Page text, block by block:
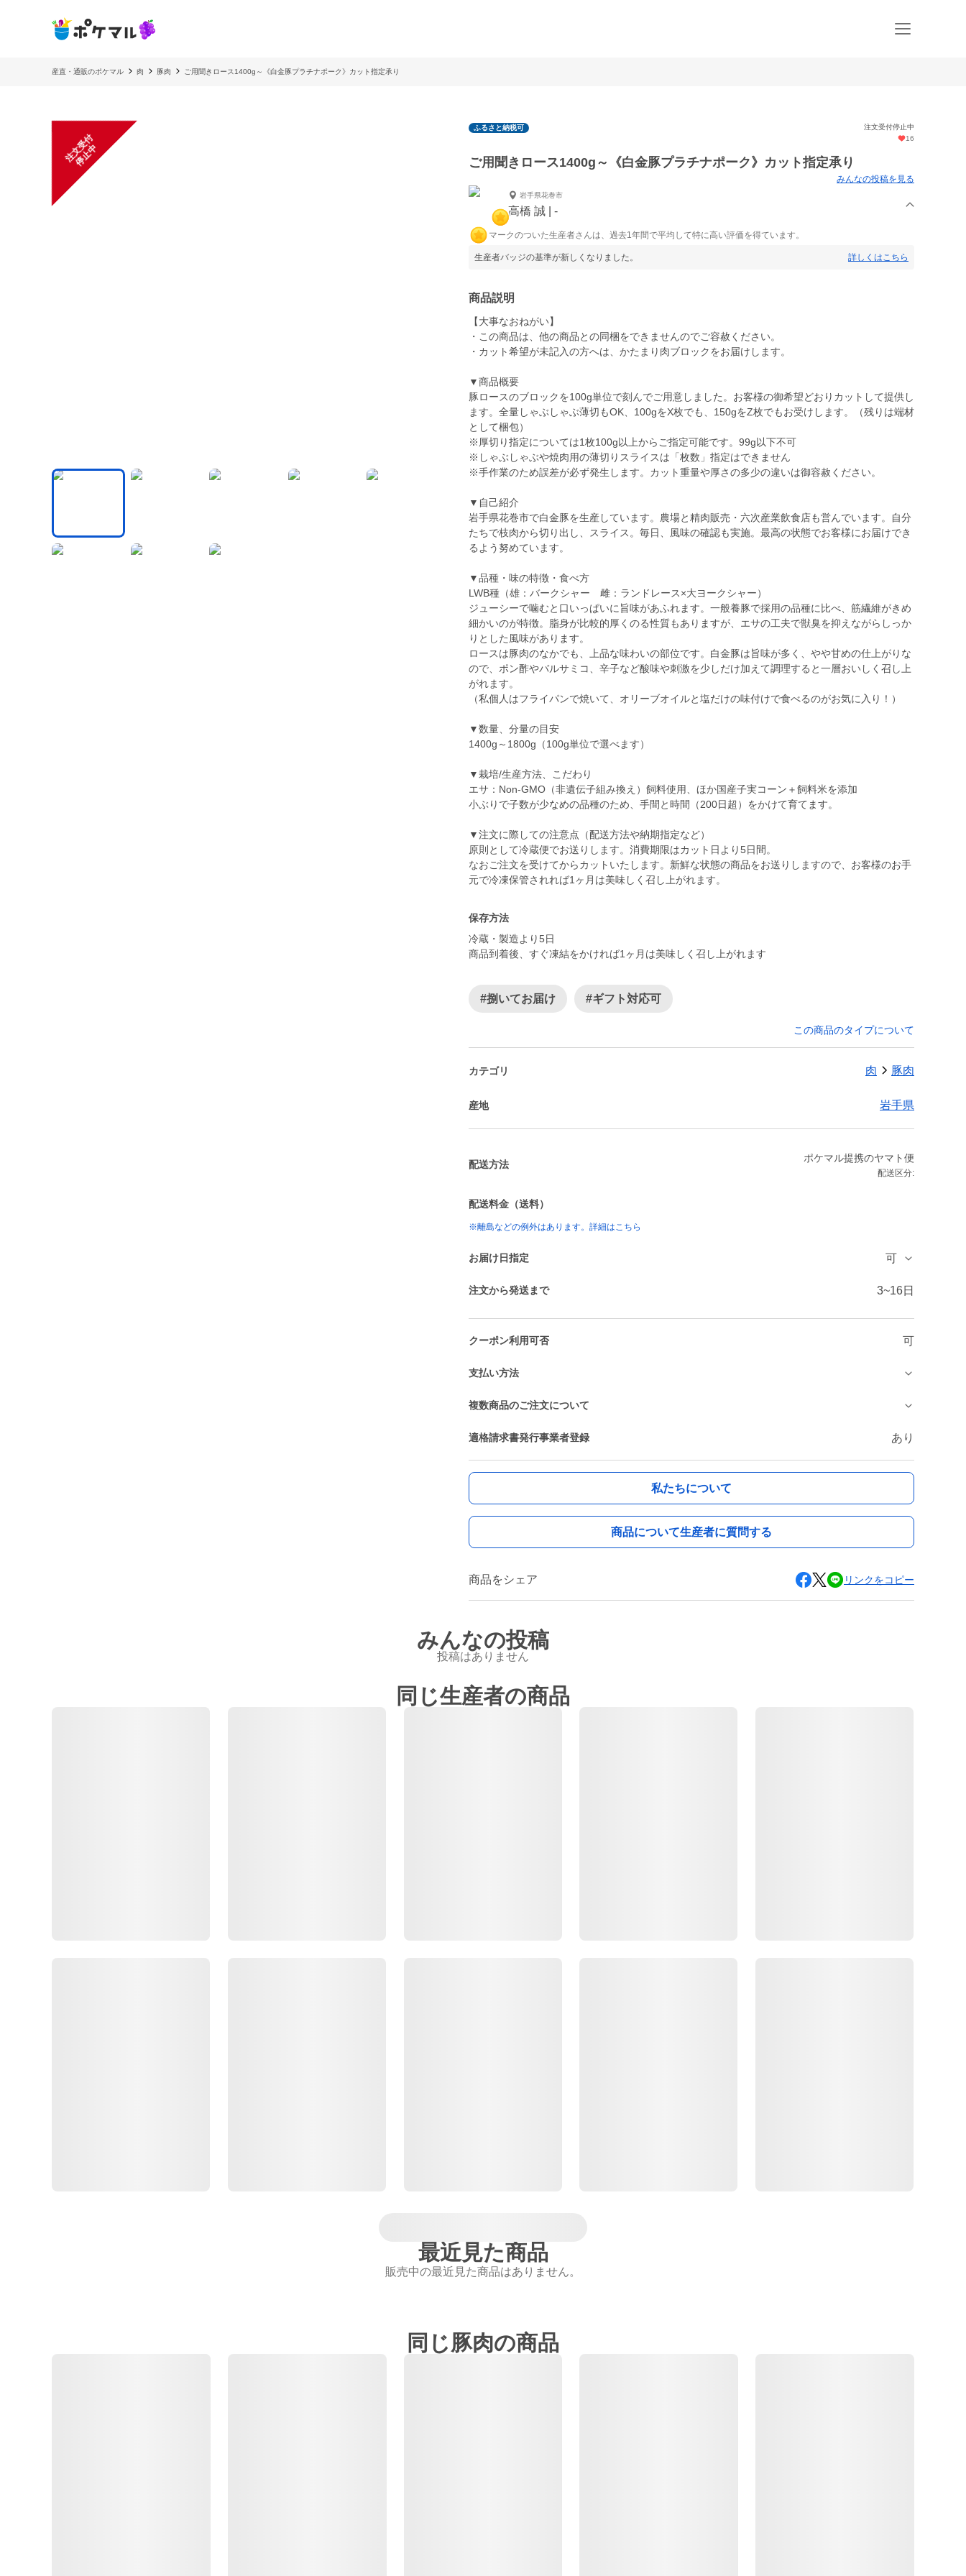
産直・通販のポケマル 肉 豚肉 ご用聞きロース1400g～《白金豚プラチナポーク》カット指定承り
注
文
受
付
停
止
中
ふるさと納税可
注文受付停止中
16
ご用聞きロース1400g～《白金豚プラチナポーク》カット指定承り
みんなの投稿を見る
岩手県花巻市
高橋 誠 | -
マークのついた生産者さんは、過去1年間で平均して特に高い評価を得ています。
生産者バッジの基準が新しくなりました。 詳しくはこちら
商品説明
【大事なおねがい】
・この商品は、他の商品との同梱をできませんのでご容赦ください。
・カット希望が未記入の方へは、かたまり肉ブロックをお届けします。
▼商品概要
豚ロースのブロックを100g単位で刻んでご用意しました。お客様の御希望どおりカットして提供し
ます。全量しゃぶしゃぶ薄切もOK、100gをX枚でも、150gをZ枚でもお受けします。（残りは端材
として梱包）
※厚切り指定については1枚100g以上からご指定可能です。99g以下不可
※しゃぶしゃぶや焼肉用の薄切りスライスは「枚数」指定はできません
※手作業のため誤差が必ず発生します。カット重量や厚さの多少の違いは御容赦ください。
▼自己紹介
岩手県花巻市で白金豚を生産しています。農場と精肉販売・六次産業飲食店も営んでいます。自分
たちで枝肉から切り出し、スライス。毎日、風味の確認も実施。最高の状態でお客様にお届けでき
るよう努めています。
▼品種・味の特徴・食べ方
LWB種（雄：バークシャー 雌：ランドレース×大ヨークシャー）
ジューシーで噛むと口いっぱいに旨味があふれます。一般養豚で採用の品種に比べ、筋繊維がきめ
細かいのが特徴。脂身が比較的厚くのる性質もありますが、エサの工夫で獣臭を抑えながらしっか
りとした風味があります。
ロースは豚肉のなかでも、上品な味わいの部位です。白金豚は旨味が多く、やや甘めの仕上がりな
ので、ポン酢やバルサミコ、辛子など酸味や刺激を少しだけ加えて調理すると一層おいしく召し上
がれます。
（私個人はフライパンで焼いて、オリーブオイルと塩だけの味付けで食べるのがお気に入り！）
▼数量、分量の目安
1400g～1800g（100g単位で選べます）
▼栽培/生産方法、こだわり
エサ：Non-GMO（非遺伝子組み換え）飼料使用、ほか国産子実コーン＋飼料米を添加
小ぶりで子数が少なめの品種のため、手間と時間（200日超）をかけて育てます。
▼注文に際しての注意点（配送方法や納期指定など）
原則として冷蔵便でお送りします。消費期限はカット日より5日間。
なおご注文を受けてからカットいたします。新鮮な状態の商品をお送りしますので、お客様のお手
保存方法
冷蔵・製造より5日
商品到着後、すぐ凍結をかければ1ヶ月は美味しく召し上がれます
#捌いてお届け #ギフト対応可
この商品のタイプについて
カテゴリ 肉 豚肉
産地 岩手県
配送方法
ポケマル提携のヤマト便
配送区分:
配送料金（送料）
※離島などの例外はあります。詳細はこちら
お届け日指定 可
注文から発送まで 3~16日
クーポン利用可否 可
支払い方法
複数商品のご注文について
適格請求書発行事業者登録 あり
私たちについて
商品について生産者に質問する
商品をシェア リンクをコピー
みんなの投稿
投稿はありません
同じ生産者の商品
最近見た商品
販売中の最近見た商品はありません。
同じ豚肉の商品